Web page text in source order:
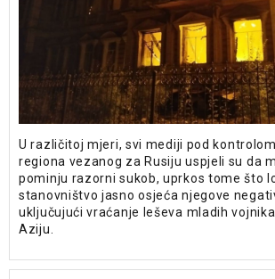
U različitoj mjeri, svi mediji pod
regiona vezanog za Rusiju uspjeli su da
pominju razorni sukob, uprkos tome što
stanovništvo jasno osjeća njegove
uključujući vraćanje leševa mladih
Aziju.